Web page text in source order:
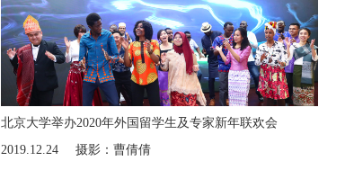
北京大学举办2020年外国留学生及专家新年联欢会
2019.12.24
摄影：曹倩倩